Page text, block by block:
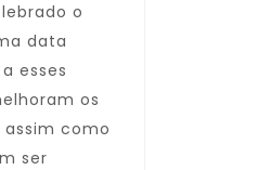
o
data
esses
os
como
ser